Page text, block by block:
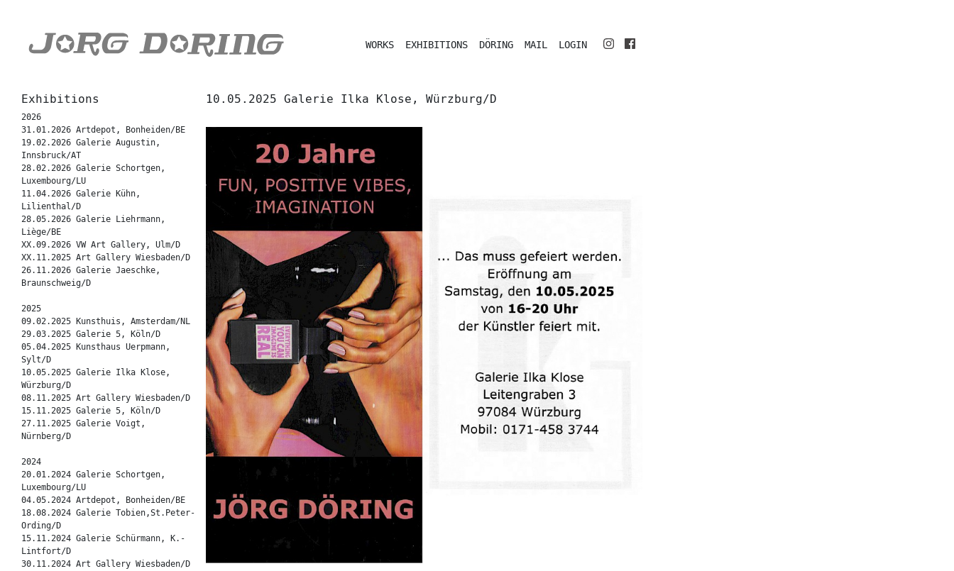
WORKS EXHIBITIONS DÖRING MAIL LOGIN
Exhibitions
2026
31.01.2026 Artdepot, Bonheiden/BE
19.02.2026 Galerie Augustin,
Innsbruck/AT
28.02.2026 Galerie Schortgen,
Luxembourg/LU
11.04.2026 Galerie Kühn,
Lilienthal/D
28.05.2026 Galerie Liehrmann,
Liège/BE
XX.09.2026 VW Art Gallery, Ulm/D
XX.11.2025 Art Gallery Wiesbaden/D
26.11.2026 Galerie Jaeschke,
Braunschweig/D
2025
09.02.2025 Kunsthuis, Amsterdam/NL
29.03.2025 Galerie 5, Köln/D
05.04.2025 Kunsthaus Uerpmann,
Sylt/D
10.05.2025 Galerie Ilka Klose,
Würzburg/D
08.11.2025 Art Gallery Wiesbaden/D
15.11.2025 Galerie 5, Köln/D
27.11.2025 Galerie Voigt,
Nürnberg/D
2024
20.01.2024 Galerie Schortgen,
Luxembourg/LU
04.05.2024 Artdepot, Bonheiden/BE
18.08.2024 Galerie Tobien,St.Peter-
Ording/D
15.11.2024 Galerie Schürmann, K.-
Lintfort/D
30.11.2024 Art Gallery Wiesbaden/D
10.05.2025 Galerie Ilka Klose, Würzburg/D